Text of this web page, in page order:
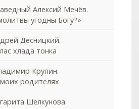
Алексий Мечёв.
угодны Богу?»
Десницкий.
хлада тонка
Крупин.
родителях
Шелкунова.